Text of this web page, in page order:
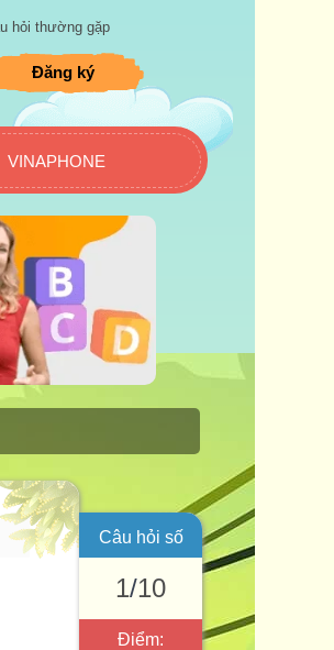
hỏi thường gặp
Đăng ký
VINAPHONE
Câu hỏi số
1/10
Điểm: